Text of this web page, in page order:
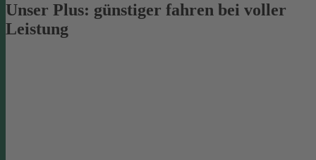
Unser Plus: günstiger fahren bei voller
Leistung